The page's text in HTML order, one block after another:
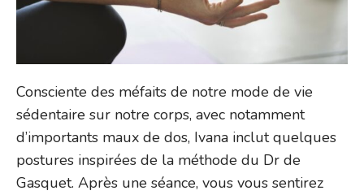
Consciente des méfaits de notre mode de vie
sédentaire sur notre corps, avec notamment
d’importants maux de dos, Ivana inclut quelques
postures inspirées de la méthode du Dr de
Gasquet. Après une séance, vous vous sentirez